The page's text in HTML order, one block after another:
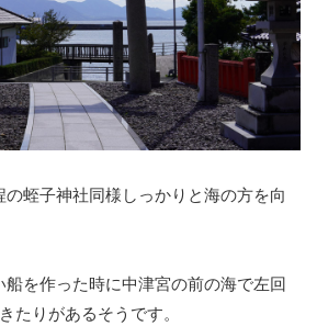
蛭子神社同様しっかりと海の方を向
船を作った時に中津宮の前の海で左回
たりがあるそうです。